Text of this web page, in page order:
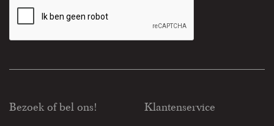
Bezoek of bel ons! Klantenservice